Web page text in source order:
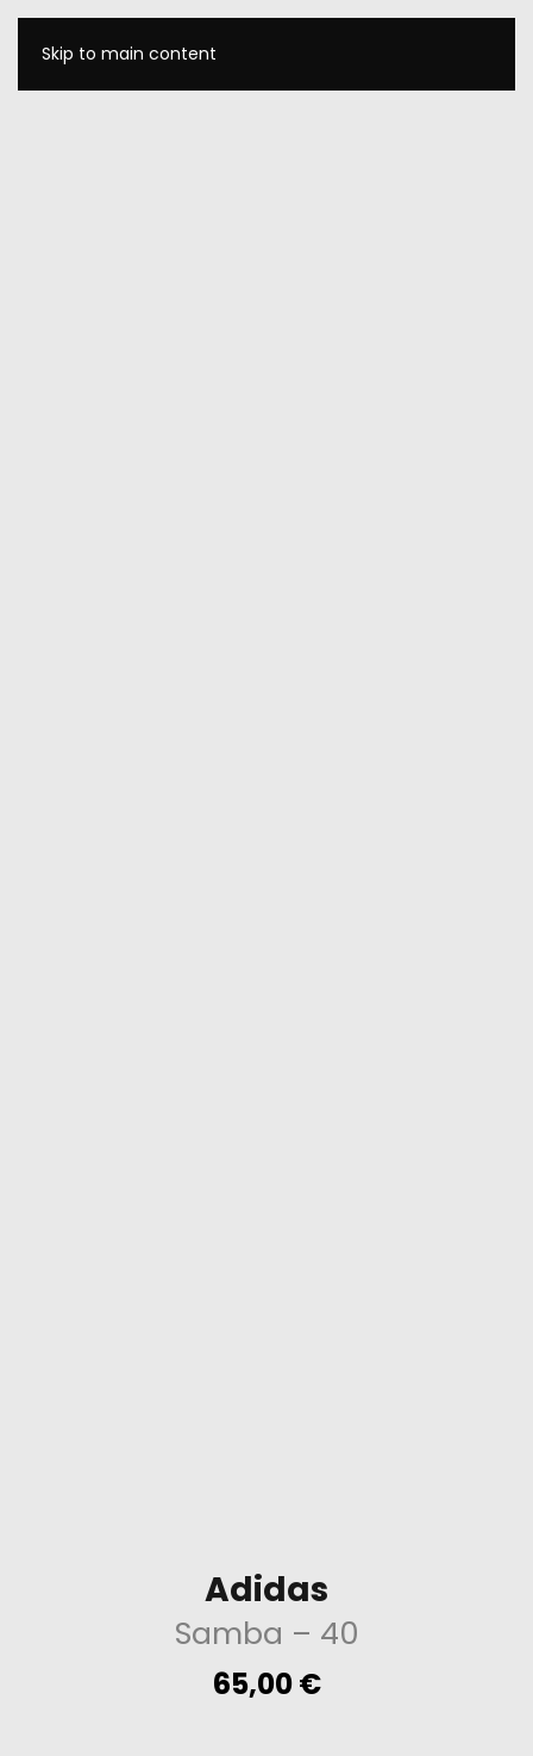
Skip to main content
Adidas
Samba – 40
65,00€